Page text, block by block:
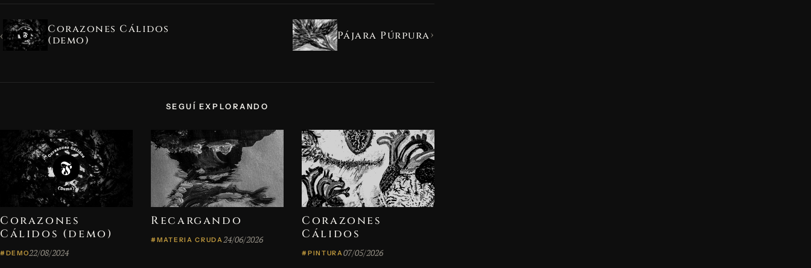
‹
Corazones Cálidos
(demo)
Pájara Púrpura›
SEGUÍ EXPLORANDO
Corazones
Cálidos (demo)
#DEMO22/08/2024
Recargando
#MATERIA CRUDA24/06/2026
Corazones
Cálidos
#PINTURA07/05/2026